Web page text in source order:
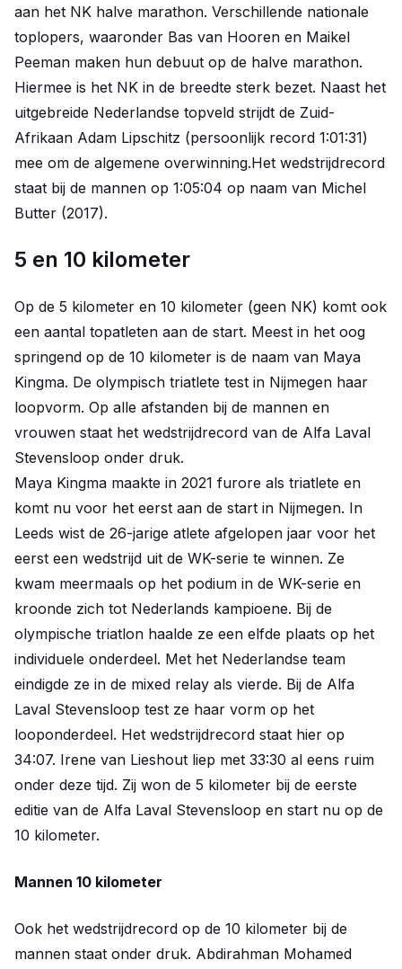
aan het NK halve marathon. Verschillende nationale
toplopers, waaronder Bas van Hooren en Maikel
Peeman maken hun debuut op de halve marathon.
Hiermee is het NK in de breedte sterk bezet. Naast het
uitgebreide Nederlandse topveld strijdt de Zuid-
Afrikaan Adam Lipschitz (persoonlijk record 1:01:31)
mee om de algemene overwinning.Het wedstrijdrecord
staat bij de mannen op 1:05:04 op naam van Michel
Butter (2017).
5 en 10 kilometer
Op de 5 kilometer en 10 kilometer (geen NK) komt ook
een aantal topatleten aan de start. Meest in het oog
springend op de 10 kilometer is de naam van Maya
Kingma. De olympisch triatlete test in Nijmegen haar
loopvorm. Op alle afstanden bij de mannen en
vrouwen staat het wedstrijdrecord van de Alfa Laval
Stevensloop onder druk.
Maya Kingma maakte in 2021 furore als triatlete en
komt nu voor het eerst aan de start in Nijmegen. In
Leeds wist de 26-jarige atlete afgelopen jaar voor het
eerst een wedstrijd uit de WK-serie te winnen. Ze
kwam meermaals op het podium in de WK-serie en
kroonde zich tot Nederlands kampioene. Bij de
olympische triatlon haalde ze een elfde plaats op het
individuele onderdeel. Met het Nederlandse team
eindigde ze in de mixed relay als vierde. Bij de Alfa
Laval Stevensloop test ze haar vorm op het
looponderdeel. Het wedstrijdrecord staat hier op
34:07. Irene van Lieshout liep met 33:30 al eens ruim
onder deze tijd. Zij won de 5 kilometer bij de eerste
editie van de Alfa Laval Stevensloop en start nu op de
10 kilometer.
Mannen 10 kilometer
Ook het wedstrijdrecord op de 10 kilometer bij de
mannen staat onder druk. Abdirahman Mohamed